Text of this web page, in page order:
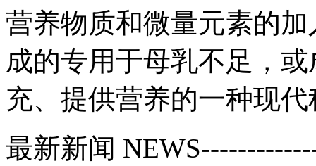
营养物质和微量元素的
成的专用于母乳不足，
充、提供营养的一种现
最新新闻 NEWS